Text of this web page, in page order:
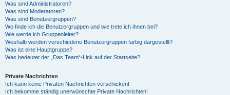
Was sind Administratoren?
Was sind Moderatoren?
Was sind Benutzergruppen?
Wo finde ich die Benutzergruppen und wie trete ich ihnen bei?
Wie werde ich Gruppenleiter?
Weshalb werden verschiedene Benutzergruppen farbig dargestellt?
Was ist eine Hauptgruppe?
Was bedeutet der „Das Team“-Link auf der Startseite?
Private Nachrichten
Ich kann keine Privaten Nachrichten verschicken!
Ich bekomme ständig unerwünschte Private Nachrichten!